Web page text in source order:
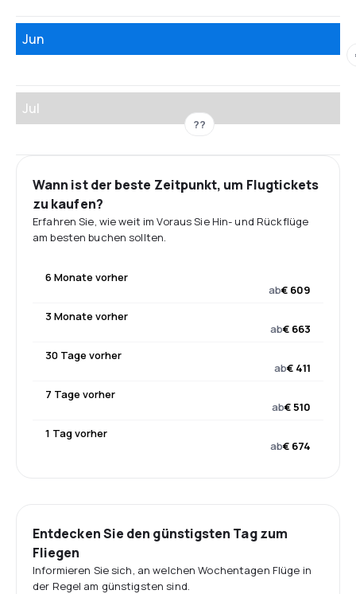
Jun
Jul
??
Wann ist der beste Zeitpunkt, um Flugtickets
zu kaufen?
Erfahren Sie, wie weit im Voraus Sie Hin- und Rückflüge
am besten buchen sollten.
6 Monate vorher
ab€ 609
3 Monate vorher
ab€ 663
30 Tage vorher
ab€ 411
7 Tage vorher
ab€ 510
1 Tag vorher
ab€ 674
Entdecken Sie den günstigsten Tag zum
Fliegen
Informieren Sie sich, an welchen Wochentagen Flüge in
der Regel am günstigsten sind.